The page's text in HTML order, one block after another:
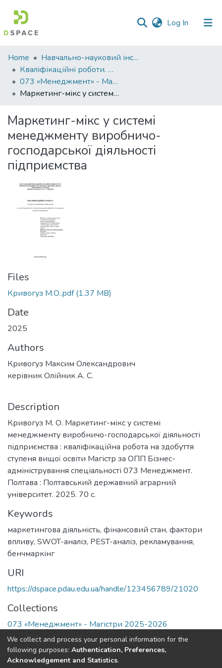
Log In (current)
Communities
&
Collections
All of DSpace
Statistics
Home
Навчально-науковий інститут економіки, управління, права та інформаційних технологій
Кваліфікаційні роботи. ННІ економіки, управління, права та ІТ
073 «Менеджмент» - Магістри 2025-2026
Маркетинг-мікс у системі менеджменту виробничо-господарської діяльності підприємства
Маркетинг-мікс у системі
менеджменту виробничо-
господарської діяльності
підприємства
Files
Кривогуз М.О..pdf(1.37 MB)
Date
2025
Authors
Кривогуз Максим Олександрович
керівник Олійник А. С.
Description
Кривогуз М. О. Маркетинг-мікс у системі
менеджменту виробничо-господарської діяльності
підприємства : кваліфікаційна робота на здобуття
ступеня вищої освіти Магістр за ОПП Бізнес-
адміністрування спеціальності 073 Менеджмент.
Полтава : Полтавський державний аграрний
університет. 2025. 70 с.
Keywords
маркетингова діяльність, фінансовий стан, фактори
впливу, SWOT-аналіз, PEST-аналіз, рекламування,
бенчмаркінг
URI
https://dspace.pdau.edu.ua/handle/123456789/21020
Collections
073 «Менеджмент» - Магістри 2025-2026
Full item page
We collect and process your personal information for the
following purposes: Authentication, Preferences,
Acknowledgement and Statistics.